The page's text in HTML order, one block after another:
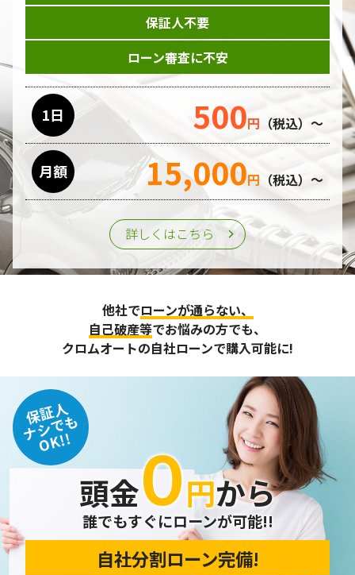
保証人不要
ローン審査に不安
1日 500円 （税込）～
月額 15,000円 （税込）～
詳しくはこちら
他社でローンが通らない、
自己破産等でお悩みの方でも、
クロムオートの自社ローンで購入可能に!
保証人
ナシでも
OK!!
頭金０円から
誰でもすぐにローンが可能!!
自社分割ローン完備!